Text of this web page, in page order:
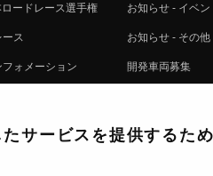
ロードレース選手権
ース
ォメーション
ー
お知らせ - イベン
お知らせ - その他
開発車両募集
注文方法
サービスを提供するた